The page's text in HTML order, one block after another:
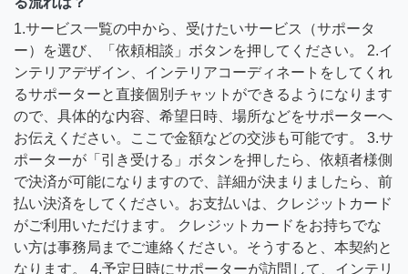
1.サービス一覧の中から、受けたいサービス（サポータ
ー）を選び、「依頼相談」ボタンを押してください。 2.イ
ンテリアデザイン、インテリアコーディネートをしてくれ
るサポーターと直接個別チャットができるようになります
ので、具体的な内容、希望日時、場所などをサポーターへ
お伝えください。ここで金額などの交渉も可能です。 3.サ
ポーターが「引き受ける」ボタンを押したら、依頼者様側
で決済が可能になりますので、詳細が決まりましたら、前
払い決済をしてください。お支払いは、クレジットカード
がご利用いただけます。 クレジットカードをお持ちでな
い方は事務局までご連絡ください。そうすると、本契約と
なります。 4.予定日時にサポーターが訪問して、インテリ